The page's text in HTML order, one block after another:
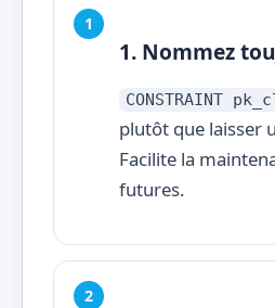
1. Nommez
CONSTRAINT
plutôt que laisser
Facilite la
futures.